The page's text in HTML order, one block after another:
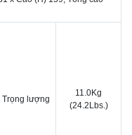
Trọng lượng
11.0Kg
(24.2Lbs.)